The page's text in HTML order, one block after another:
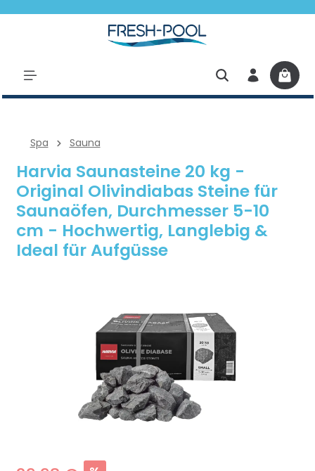
Spa Sauna
Harvia Saunasteine 20 kg -
Original Olivindiabas Steine für
Saunaöfen, Durchmesser 5-10
cm - Hochwertig, Langlebig &
Ideal für Aufgüsse